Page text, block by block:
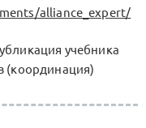
alliance_expert/
учебника
(координация)